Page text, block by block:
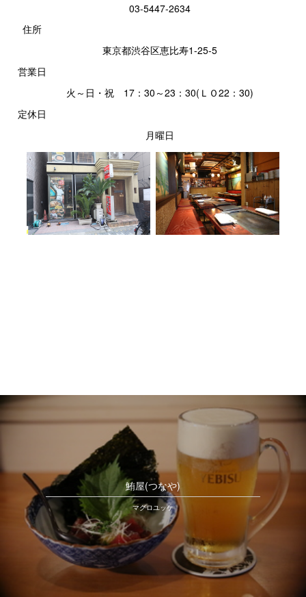
03-5447-2634
住所
東京都渋谷区恵比寿1-25-5
営業日
火～日・祝 17：30～23：30(ＬＯ22：30)
定休日
月曜日
鮪屋(つなや)
マグロユッケ